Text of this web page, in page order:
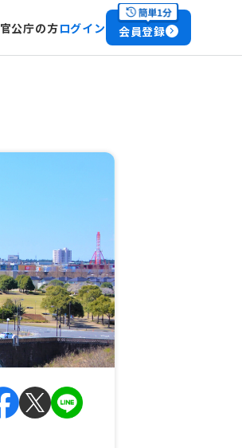
官公庁の方ログイン 会員登録